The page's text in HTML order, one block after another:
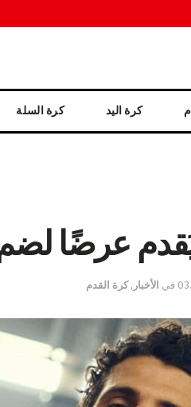
كرة اليد كرة السلة
عرضًا
في الأخبار ,كرة القدم